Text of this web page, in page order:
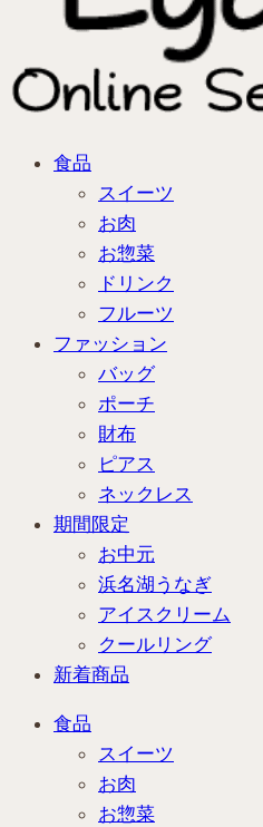
食品
スイーツ
お肉
お惣菜
ドリンク
フルーツ
ファッション
バッグ
ポーチ
財布
ピアス
ネックレス
期間限定
お中元
浜名湖うなぎ
アイスクリーム
クールリング
新着商品
食品
スイーツ
お肉
お惣菜